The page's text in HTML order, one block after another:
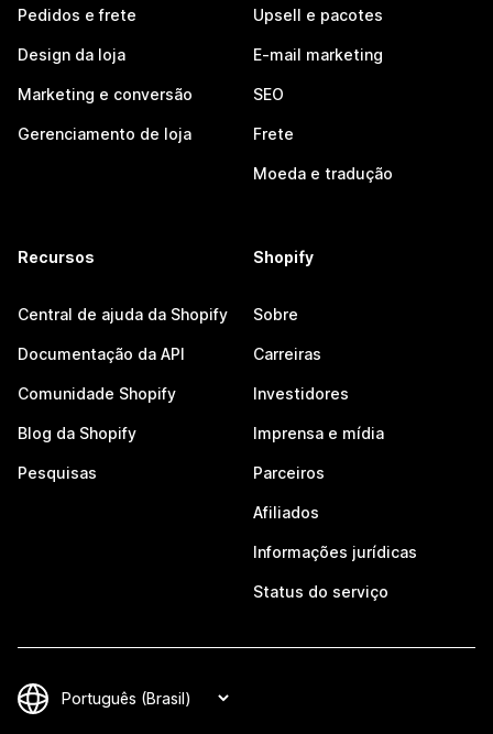
Pedidos e frete
Design da loja
Marketing e conversão
Gerenciamento de loja
Upsell e pacotes
E-mail marketing
SEO
Frete
Moeda e tradução
Recursos
Central de ajuda da Shopify
Documentação da API
Comunidade Shopify
Blog da Shopify
Pesquisas
Shopify
Sobre
Carreiras
Investidores
Imprensa e mídia
Parceiros
Afiliados
Informações jurídicas
Status do serviço